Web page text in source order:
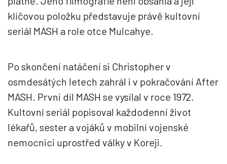
klíčovou položku představuje právě kultovní
seriál MASH a role otce Mulcahye.
Po skončení natáčení si Christopher v
osmdesátých letech zahrál i v pokračování After
MASH. První díl MASH se vysílal v roce 1972.
Kultovní seriál popisoval každodenní život
lékařů, sester a vojáků v mobilní vojenské
nemocnici uprostřed války v Koreji.